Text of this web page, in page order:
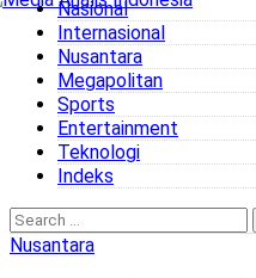
content
Nasional
Internasional
Nusantara
Megapolitan
Sports
Entertainment
Teknologi
Indeks
Search
for:
Nusantara